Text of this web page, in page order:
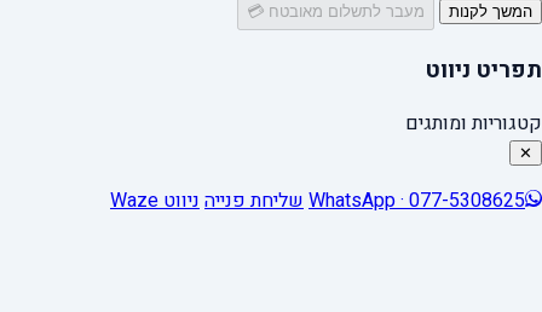
המשך לקנות מעבר לתשלום מאובטח 💳
תפריט ניווט
קטגוריות ומותגים
✕
WhatsApp · 077-5308625שליחת פנייהניווט Waze